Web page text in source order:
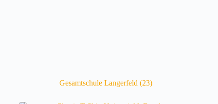
Gesamtschule Langerfeld (23)